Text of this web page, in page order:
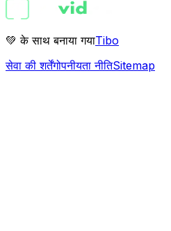
💚 के साथ बनाया गयाTibo
सेवा की शर्तेंगोपनीयता नीतिSitemap